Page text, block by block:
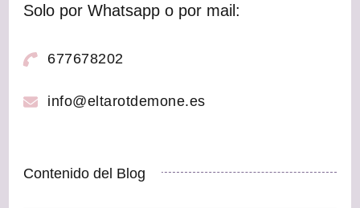
Solo por Whatsapp o por mail:
677678202
info@eltarotdemone.es
Contenido del Blog